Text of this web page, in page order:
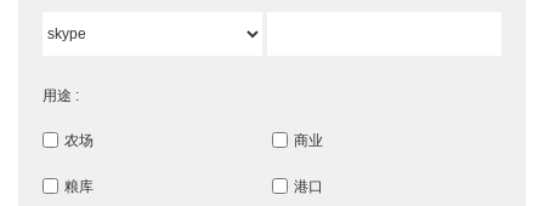
用途 :
农场 商业
粮库 港口